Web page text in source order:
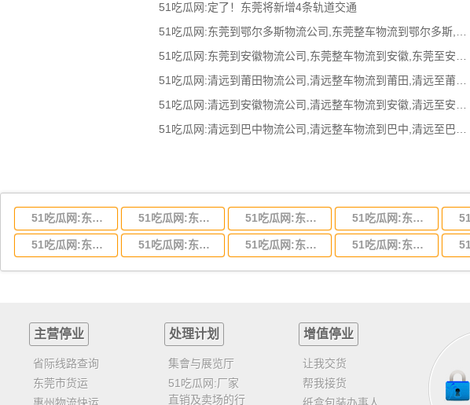
51吃瓜网:定了！东莞将新增4条轨道交通
51吃瓜网:清远到莆田物流公司,清远整车物流到莆田,清远至莆田物流专线 - 天南
51吃瓜网:东莞到湖北省物流专线,东莞到湖北省物流公司 51吃瓜网:东莞到河南省物流专线,东莞到河南省物流公司 51吃瓜网:东莞到湖南省物流专线,东莞到湖南省物流公司 51吃瓜网:东莞到河北省物流专线,东莞到河北省物流公司
51吃瓜网:东莞到云南省物流运输,东莞到云南省物流公司 51吃瓜网:东莞到江西省物流专线,东莞到江西省物流公司 51吃瓜网:东莞到安徽省物流专线,东莞到安徽省物流公司 51吃瓜网:东莞到山东省物流专线,东莞到山东省物流公司
主营停业
省际线路查询
东莞市货运
处理计划
集會与展览厅
51吃瓜网:厂家
直销及卖场的行
增值停业
让我交货
帮我接货